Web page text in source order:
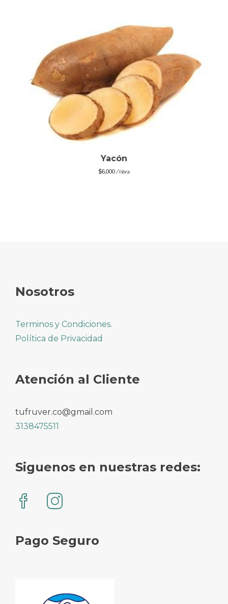
Yacón
$6,000 / libra
Nosotros
Terminos y Condiciones.
Política de Privacidad
Atención al Cliente
tufruver.co@gmail.com
3138475511
Siguenos en nuestras redes:
Pago Seguro